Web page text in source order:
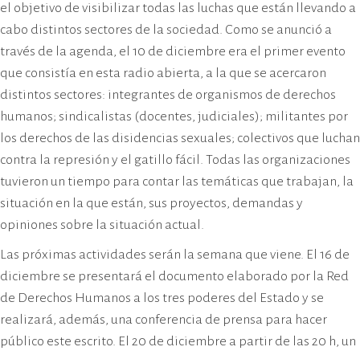
el objetivo de visibilizar todas las luchas que están llevando a
cabo distintos sectores de la sociedad. Como se anunció a
través de la agenda, el 10 de diciembre era el primer evento
que consistía en esta radio abierta, a la que se acercaron
distintos sectores: integrantes de organismos de derechos
humanos; sindicalistas (docentes, judiciales); militantes por
los derechos de las disidencias sexuales; colectivos que luchan
contra la represión y el gatillo fácil. Todas las organizaciones
tuvieron un tiempo para contar las temáticas que trabajan, la
situación en la que están, sus proyectos, demandas y
opiniones sobre la situación actual.
Las próximas actividades serán la semana que viene. El 16 de
diciembre se presentará el documento elaborado por la Red
de Derechos Humanos a los tres poderes del Estado y se
realizará, además, una conferencia de prensa para hacer
público este escrito. El 20 de diciembre a partir de las 20 h, un